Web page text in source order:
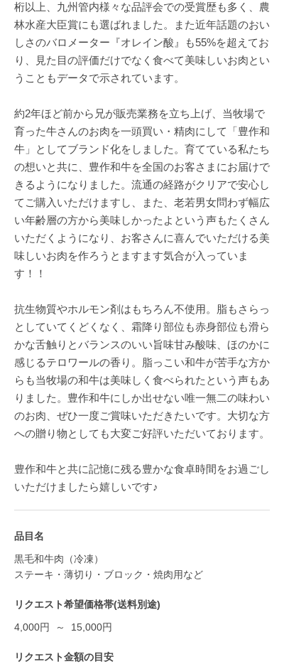
桁以上、九州管内様々な品評会での受賞歴も多く、農
林水産大臣賞にも選ばれました。また近年話題のおい
しさのバロメーター『オレイン酸』も55%を超えてお
り、見た目の評価だけでなく食べて美味しいお肉とい
うこともデータで示されています。
約2年ほど前から兄が販売業務を立ち上げ、当牧場で
育った牛さんのお肉を一頭買い・精肉にして「豊作和
牛」としてブランド化をしました。育てている私たち
の想いと共に、豊作和牛を全国のお客さまにお届けで
きるようになりました。流通の経路がクリアで安心し
てご購入いただけますし、また、老若男女問わず幅広
い年齢層の方から美味しかったよという声もたくさん
いただくようになり、お客さんに喜んでいただける美
味しいお肉を作ろうとますます気合が入っていま
す！！
抗生物質やホルモン剤はもちろん不使用。脂もさらっ
としていてくどくなく、霜降り部位も赤身部位も滑ら
かな舌触りとバランスのいい旨味甘み酸味、ほのかに
感じるテロワールの香り。脂っこい和牛が苦手な方か
らも当牧場の和牛は美味しく食べられたという声もあ
りました。豊作和牛にしか出せない唯一無二の味わい
のお肉、ぜひ一度ご賞味いただきたいです。大切な方
への贈り物としても大変ご好評いただいております。
豊作和牛と共に記憶に残る豊かな食卓時間をお過ごし
いただけましたら嬉しいです♪
品目名
黒毛和牛肉（冷凍）
ステーキ・薄切り・ブロック・焼肉用など
リクエスト希望価格帯(送料別途)
4,000円 ～ 15,000円
リクエスト金額の目安